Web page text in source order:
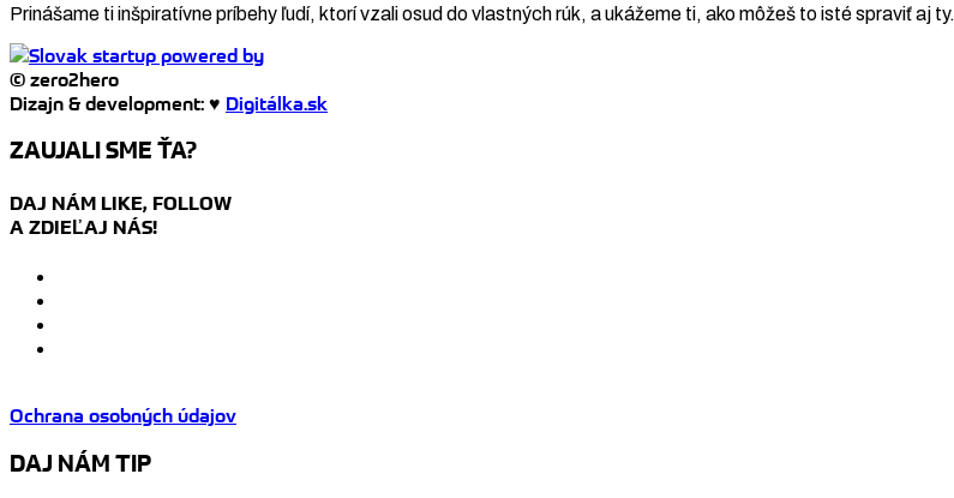
Prinášame ti inšpiratívne príbehy ľudí, ktorí vzali osud do vlastných rúk, a ukážeme ti, ako môžeš to isté spraviť aj ty.
© zero2hero
Dizajn & development: ♥ Digitálka.sk
ZAUJALI SME ŤA?
DAJ NÁM LIKE, FOLLOW
A ZDIEĽAJ NÁS!
Ochrana osobných údajov
DAJ NÁM TIP